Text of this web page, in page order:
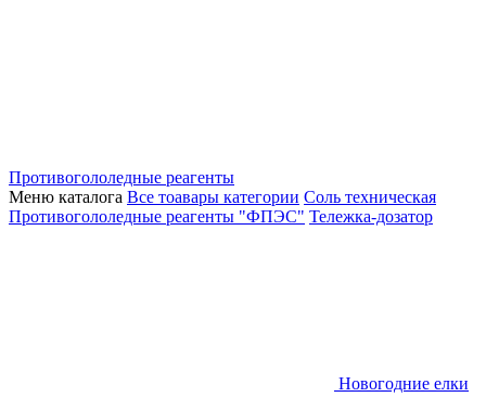
Противогололедные реагенты
Меню каталога Все тоавары категории Соль техническая
Противогололедные реагенты "ФПЭС" Тележка-дозатор
Новогодние елки